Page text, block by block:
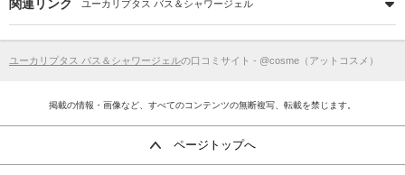
関連リンク ユーカリプタス バス＆シャワージェル
ユーカリプタス バス＆シャワージェルの口コミサイト - @cosme（アットコスメ）
掲載の情報・画像など、すべてのコンテンツの無断複写、転載を禁じます。
ページトップへ